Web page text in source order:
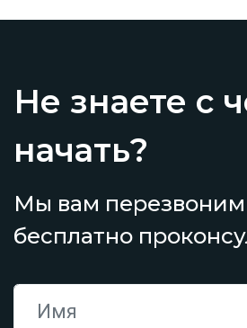
Не знаете с
начать?
Мы вам
бесплатно